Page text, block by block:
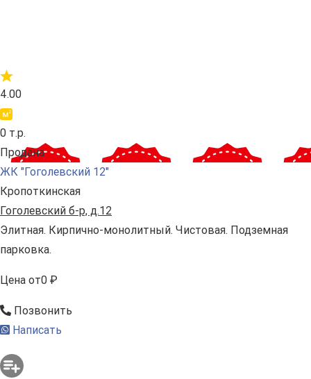
4.00
0 т.р.
Продана
ЖК "Гоголевский 12"
Кропоткинская
Гоголевский б-р, д.12
Элитная. Кирпично-монолитный. Чистовая. Подземная
парковка.
Цена от0 ₽
Позвонить
Написать